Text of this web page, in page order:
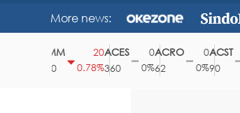
More news:
0.78%
ACES
360
ACRO
62
ACST
90